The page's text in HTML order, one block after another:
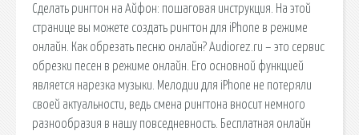
Сделать рингтон на Айфон: пошаговая инструкция. На этой
странице вы можете создать рингтон для iPhone в режиме
онлайн. Как обрезать песню онлайн? Audiorez.ru – это сервис
обрезки песен в режиме онлайн. Его основной функцией
является нарезка музыки. Мелодии для iPhone не потеряли
своей актуальности, ведь смена рингтона вносит немного
разнообразия в нашу повседневность. Бесплатная онлайн